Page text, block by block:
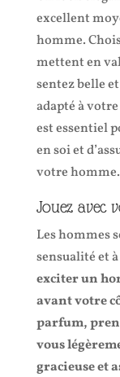
excellent
homme.
mettent en
sentez belle
adapté à
est essentiel
en soi et
votre homme.
Jouez avec
Les hommes
sensualité et
exciter un
avant votre
parfum,
vous
gracieuse et